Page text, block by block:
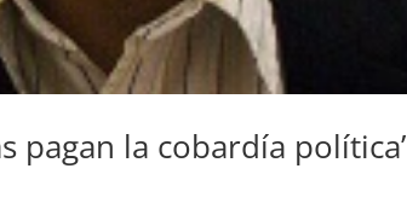
pagan la cobardía política’